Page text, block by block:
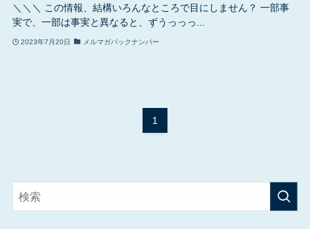
＼＼＼ この情報、結構いろんなところで目にしません？ 一部事
実で、一部は事実と異なると、ずうっっっ...
2023年7月20日 メルマガバックナンバー
1